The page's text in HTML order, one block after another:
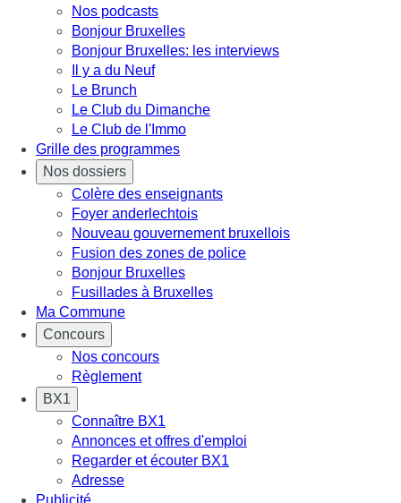
Nos podcasts
Bonjour Bruxelles
Bonjour Bruxelles: les interviews
Il y a du Neuf
Le Brunch
Le Club du Dimanche
Le Club de l'Immo
Grille des programmes
Nos dossiers
Colère des enseignants
Foyer anderlechtois
Nouveau gouvernement bruxellois
Fusion des zones de police
Bonjour Bruxelles
Fusillades à Bruxelles
Ma Commune
Concours
Nos concours
Règlement
BX1
Connaître BX1
Annonces et offres d'emploi
Regarder et écouter BX1
Adresse
Publicité